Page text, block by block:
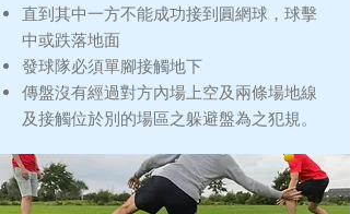
直到其中一方不能成功接到圓網球，球擊
中或跌落地面
發球隊必須單腳接觸地下
傳盤沒有經過對方內場上空及兩條場地線
及接觸位於別的場區之躲避盤為之犯規。